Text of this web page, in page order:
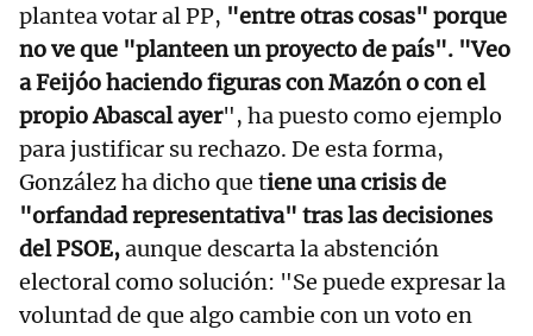
plantea votar al PP, "entre otras cosas" porque
no ve que "planteen un proyecto de país". "Veo
a Feijóo haciendo figuras con Mazón o con el
propio Abascal ayer", ha puesto como ejemplo
para justificar su rechazo. De esta forma,
González ha dicho que tiene una crisis de
"orfandad representativa" tras las decisiones
del PSOE,aunque descarta la abstención
electoral como solución: "Se puede expresar la
voluntad de que algo cambie con un voto en